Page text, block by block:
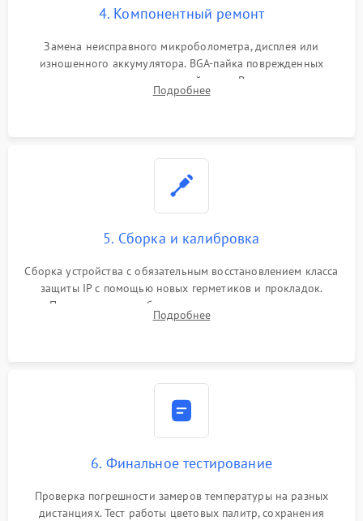
4. Компонентный ремонт
Замена неисправного микроболометра, дисплея или
изношенного аккумулятора. BGA-пайка поврежденных
контроллеров на материнской плате. Восстановление
разъемов и кнопок, замена поврежденных элементов
Подробнее
5. Сборка и калибровка
Сборка устройства с обязательным восстановлением класса
защиты IP с помощью новых герметиков и прокладок.
Программная калибровка матрицы по эталонному
абсолютно черному телу для точного измерения температур.
Подробнее
6. Финальное тестирование
Проверка погрешности замеров температуры на разных
дистанциях. Тест работы цветовых палитр, сохранения